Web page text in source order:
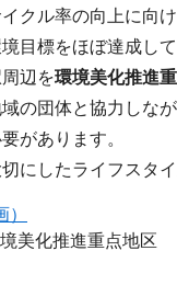
クル率の向上に向
目標をほぼ達成し
辺を環境美化推進
の団体と協力しな
があります。
にしたライフスタ
美化推進重点地区